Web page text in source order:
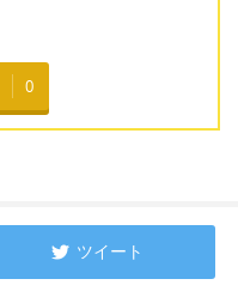
0
ツイート